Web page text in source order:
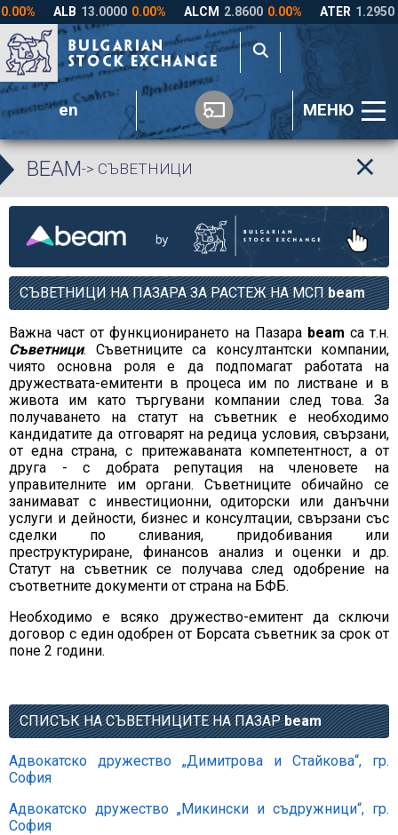
en МЕНЮ
BEAM-> СЪВЕТНИЦИ
СЪВЕТНИЦИ НА ПАЗАРА ЗА РАСТЕЖ НА МСПbeam
Важна част от функционирането на Пазара beam са т.н.
Съветници. Съветниците са консултантски компании,
чиято основна роля е да подпомагат работата на
дружествата-емитенти в процеса им по листване и в
живота им като търгувани компании след това. За
получаването на статут на съветник е необходимо
кандидатите да отговарят на редица условия, свързани,
от една страна, с притежаваната компетентност, а от
друга - с добрата репутация на членовете на
управителните им органи. Съветниците обичайно се
занимават с инвестиционни, одиторски или данъчни
услуги и дейности, бизнес и консултации, свързани със
сделки по сливания, придобивания или
преструктуриране, финансов анализ и оценки и др.
Статут на съветник се получава след одобрение на
съответните документи от страна на БФБ.
Необходимо е всяко дружество-емитент да сключи
договор с един одобрен от Борсата съветник за срок от
поне 2 години.
СПИСЪК НА СЪВЕТНИЦИТЕ НА ПАЗАРbeam
Адвокатско дружество „Димитрова и Стайкова“, гр.
София
Адвокатско дружество „Микински и съдружници“, гр.
София